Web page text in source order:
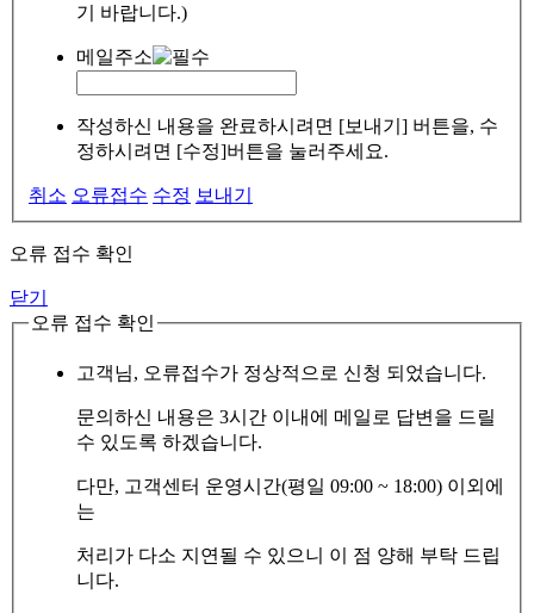
기 바랍니다.)
메일주소
작성하신 내용을 완료하시려면 [보내기] 버튼을, 수
정하시려면 [수정]버튼을 눌러주세요.
취소 오류접수 수정 보내기
오류 접수 확인
닫기
오류 접수 확인
고객님, 오류접수가 정상적으로 신청 되었습니다.
문의하신 내용은 3시간 이내에 메일로 답변을 드릴
수 있도록 하겠습니다.
다만, 고객센터 운영시간(평일 09:00 ~ 18:00) 이외에
는
처리가 다소 지연될 수 있으니 이 점 양해 부탁 드립
니다.